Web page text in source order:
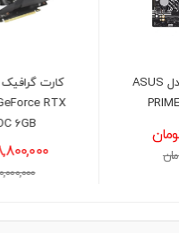
گرافیک ایسوس مدل
ASUS Dual
تومان